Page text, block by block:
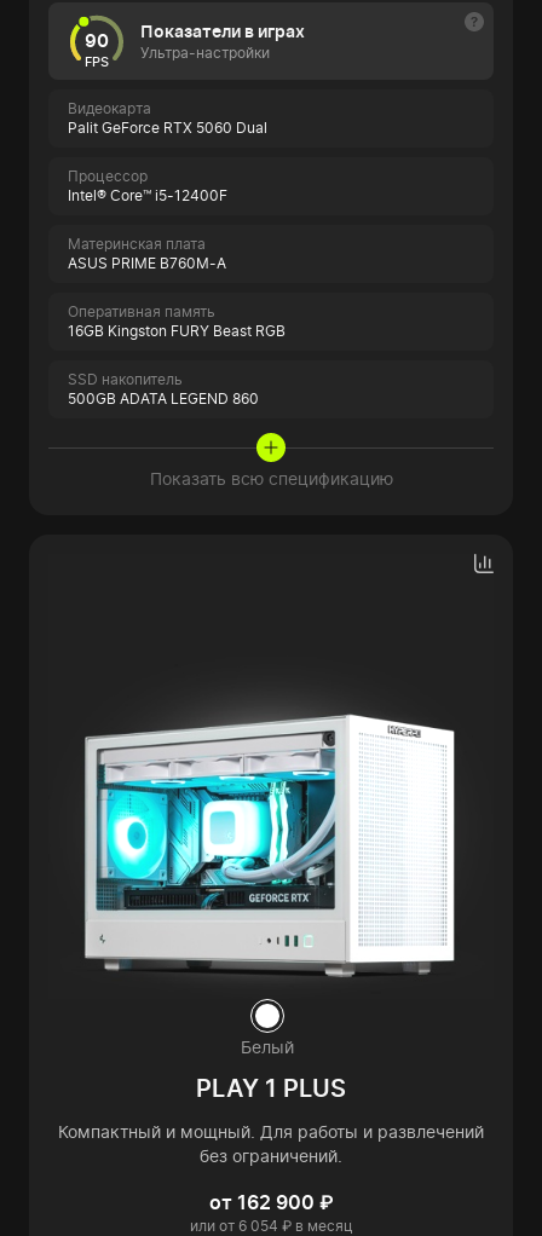
90
FPS
Показатели в играх
Ультра-настройки
Видеокарта
Palit GeForce RTX 5060 Dual
Процессор
Intel® Core™ i5-12400F
Материнская плата
ASUS PRIME B760M-A
Оперативная память
16GB Kingston FURY Beast RGB
SSD накопитель
500GB ADATA LEGEND 860
Показать всю спецификацию
Белый
PLAY 1 PLUS
Компактный и мощный. Для работы и развлечений
без ограничений.
от 162 900 ₽
или от 6 054 ₽ в месяц